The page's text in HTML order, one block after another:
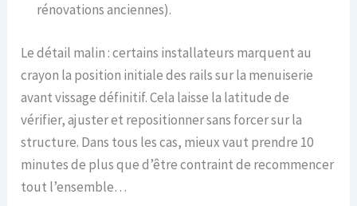
rénovations anciennes).
Le détail malin : certains installateurs marquent au
crayon la position initiale des rails sur la menuiserie
avant vissage définitif. Cela laisse la latitude de
vérifier, ajuster et repositionner sans forcer sur la
structure. Dans tous les cas, mieux vaut prendre 10
minutes de plus que d’être contraint de recommencer
tout l’ensemble…